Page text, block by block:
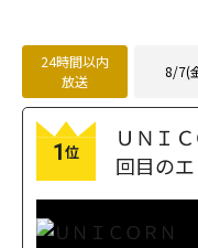
24時間以内
放送
8/7(
1位
ＵＮＩ
回目のエ